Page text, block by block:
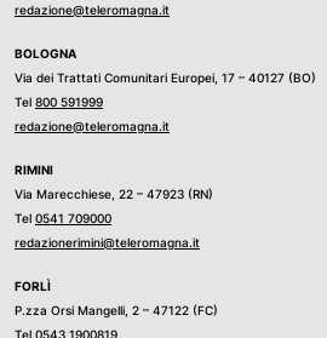
redazione@teleromagna.it
BOLOGNA
Via dei Trattati Comunitari Europei, 17 – 40127 (BO)
Tel 800 591999
redazione@teleromagna.it
RIMINI
Via Marecchiese, 22 – 47923 (RN)
Tel 0541 709000
redazionerimini@teleromagna.it
FORLÌ
P.zza Orsi Mangelli, 2 – 47122 (FC)
Tel 0543 1900819